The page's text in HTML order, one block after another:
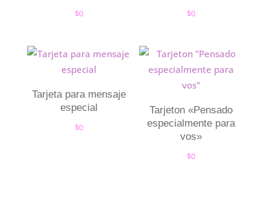
$0 $0
Tarjeta para mensaje
especial
$0
Tarjeton «Pensado
especialmente para
vos»
$0